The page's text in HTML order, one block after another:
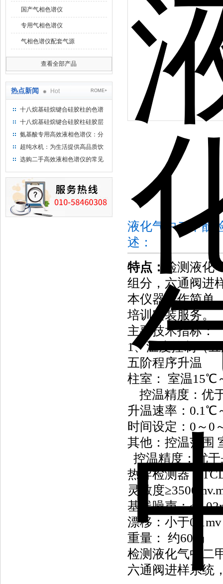
国产气相色谱仪
专用气相色谱仪
气相色谱仪配套气源
查看全部产品
热点新闻 Hot ROME+
十八烷基硅烷键合硅胶柱的色谱
方法浅述
十八烷基硅烷键合硅胶柱硅胶层
析时如何装柱
氨基酸专用高效液相色谱仪：分
析氨基酸的仪器
超纯水机：为生活提供高品质饮
用水
选购二手高效液相色谱仪的常见
液化气中二甲醚
述：
特点：
检测液
组分，六通阀进
本仪器操作简单
培训安装服务。
主要技术指标：
1、温度控制（
五阶程序升温
柱室： 室温15℃
控温精度：优
升温速率：0.1℃
时间设定：0～0
其他：控温范围
控温精度：优
热导检测器（
灵敏度
基线噪声：
漂移：小于
重量： 约60㎏
检测液化气中二
六通阀进样系统